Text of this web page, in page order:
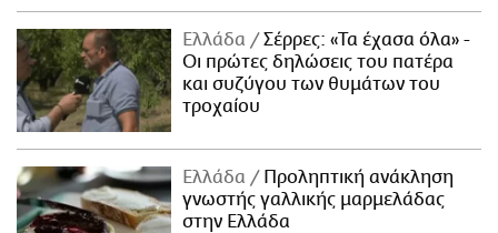
Ελλάδα
Σέρρες: «Τα έχασα όλα» -
Οι πρώτες δηλώσεις του πατέρα
και συζύγου των θυμάτων του
τροχαίου
Ελλάδα
Προληπτική ανάκληση
γνωστής γαλλικής μαρμελάδας
στην Ελλάδα